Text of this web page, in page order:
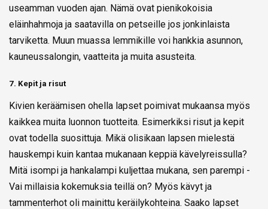
useamman vuoden ajan. Nämä ovat pienikokoisia
eläinhahmoja ja saatavilla on petseille jos jonkinlaista
tarviketta. Muun muassa lemmikille voi hankkia asunnon,
kauneussalongin, vaatteita ja muita asusteita.
7. Kepit ja risut
Kivien keräämisen ohella lapset poimivat mukaansa myös
kaikkea muita luonnon tuotteita. Esimerkiksi risut ja kepit
ovat todella suosittuja. Mikä olisikaan lapsen mielestä
hauskempi kuin kantaa mukanaan keppiä kävelyreissulla?
Mitä isompi ja hankalampi kuljettaa mukana, sen parempi -
Vai millaisia kokemuksia teillä on? Myös kävyt ja
tammenterhot oli mainittu keräilykohteina. Saako lapset